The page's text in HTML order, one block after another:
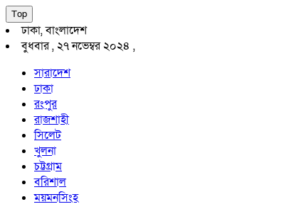
Top
ঢাকা, বাংলাদেশ
বুধবার , ২৭ নভেম্বর ২০২৪ ,
সারাদেশ
ঢাকা
রংপুর
রাজশাহী
সিলেট
খুলনা
চট্টগ্রাম
বরিশাল
ময়মনসিংহ